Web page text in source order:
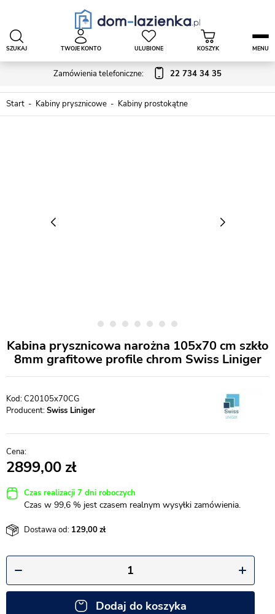
Zamówienia telefoniczne: 22 734 34 35
SZUKAJ TWOJE KONTO ULUBIONE KOSZYK MENU
Start Kabiny prysznicowe Kabiny prostokątne
Kabina prysznicowa narożna 105x70 cm szkło
8mm grafitowe profile chrom Swiss Liniger
C20105x70CG
Producent:Swiss Liniger
2899,00
Czas realizacji 7 dni roboczych
Czas w 99,6 % jest czasem realnym wysyłki zamówienia.
Dostawa od: 129,00
Dodaj do koszyka